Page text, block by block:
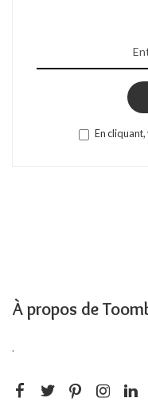
En
À propos de
.